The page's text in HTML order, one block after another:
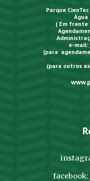
Parque
Água
( Em frente
e-mail:
(para
(para outros
facebook: